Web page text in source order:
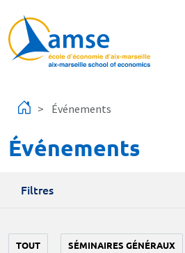
Événements
Événements
Filtres
TOUT SÉMINAIRES GÉNÉRAUX